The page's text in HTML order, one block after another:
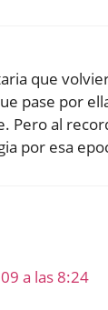
que
pase por
Pero al
por esa
a las 8:24